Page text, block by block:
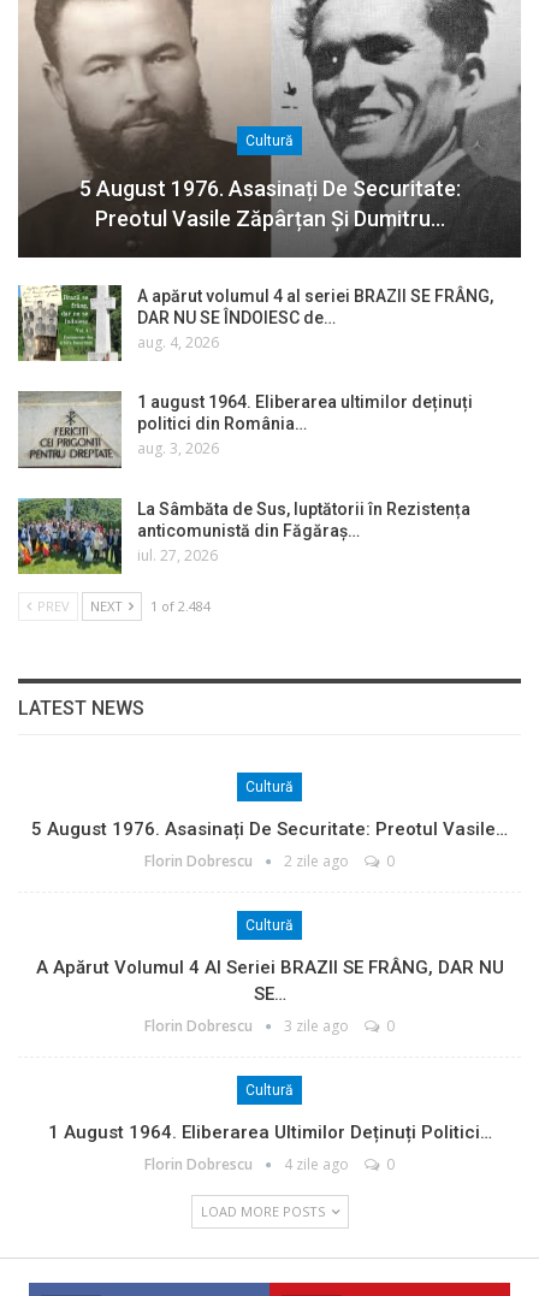
Cultură
5 August 1976. Asasinați De Securitate:
Preotul Vasile Zăpârțan Și Dumitru…
A apărut volumul 4 al seriei BRAZII SE FRÂNG,
DAR NU SE ÎNDOIESC de…
aug. 4, 2026
1 august 1964. Eliberarea ultimilor deținuți
politici din România…
aug. 3, 2026
La Sâmbăta de Sus, luptătorii în Rezistența
anticomunistă din Făgăraș…
iul. 27, 2026
PREV NEXT 1 of 2.484
LATEST NEWS
Cultură
5 August 1976. Asasinați De Securitate: Preotul Vasile…
Florin Dobrescu 2 zile ago 0
Cultură
A Apărut Volumul 4 Al Seriei BRAZII SE FRÂNG, DAR NU
SE…
Florin Dobrescu 3 zile ago 0
Cultură
1 August 1964. Eliberarea Ultimilor Deținuți Politici…
Florin Dobrescu 4 zile ago 0
LOAD MORE POSTS